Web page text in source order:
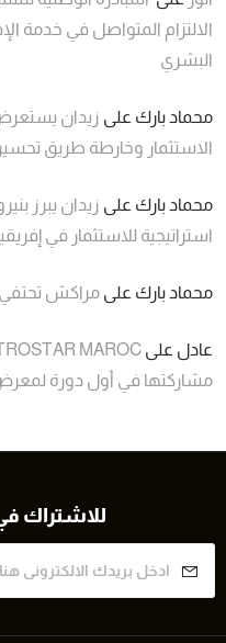
الالتزام المتواصل في خدمة
البشري
محماد بارك على زيدان
الاستثمار وخارطة طريق
محماد بارك على زيدان يبرز
استراتيجية للاستثمار في
محماد بارك على مراكش تحتفي
عادل على
مشاركتها في أول دورة
للاشتراك في